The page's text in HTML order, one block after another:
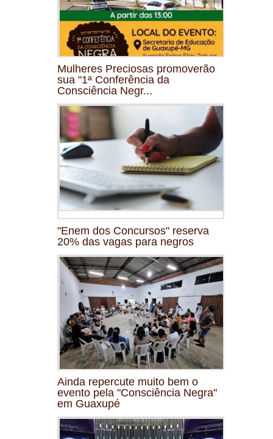
Mulheres Preciosas promoverão
sua "1ª Conferência da
Consciência Negr...
"Enem dos Concursos" reserva
20% das vagas para negros
Ainda repercute muito bem o
evento pela "Consciência Negra"
em Guaxupé